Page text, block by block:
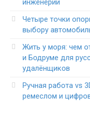
инженерии
Четыре точки
выбору
Жить у моря: чем
и Бодруме для
удалёнщиков
Ручная работа vs
ремеслом и